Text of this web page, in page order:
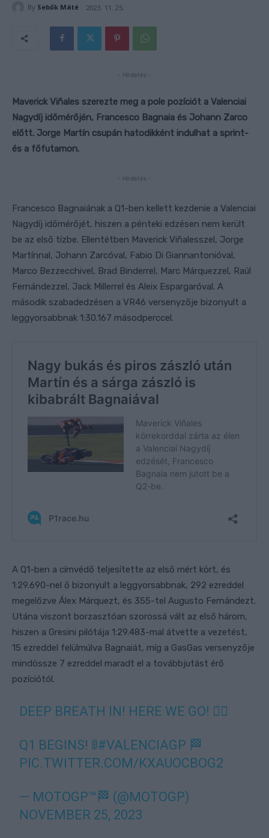
By Sebők Máté 2023. 11. 25.
- Hirdetés -
Maverick Viñales szerezte meg a pole pozíciót a Valenciai
Nagydíj időmérőjén, Francesco Bagnaia és Johann Zarco
előtt. Jorge Martín csupán hatodikként indulhat a sprint-
és a főfutamon.
- Hirdetés -
Francesco Bagnaiának a Q1-ben kellett kezdenie a Valenciai
Nagydíj időmérőjét, hiszen a pénteki edzésen nem került
be az első tízbe. Ellentétben Maverick Viñalesszel, Jorge
Martínnal, Johann Zarcóval, Fabio Di Giannantonióval,
Marco Bezzecchivel, Brad Binderrel, Marc Márquezzel, Raúl
Fernándezzel, Jack Millerrel és Aleix Espargaróval. A
második szabadedzésen a VR46 versenyzője bizonyult a
leggyorsabbnak 1:30.167 másodperccel.
A Q1-ben a címvédő teljesítette az első mért kört, és
1:29.690-nel ő bizonyult a leggyorsabbnak, 292 ezreddel
megelőzve Álex Márquezt, és 355-tel Augusto Fernándezt.
Utána viszont borzasztóan szorossá vált az első három,
hiszen a Gresini pilótája 1:29.483-mal átvette a vezetést,
15 ezreddel felülmúlva Bagnaiát, míg a GasGas versenyzője
mindössze 7 ezreddel maradt el a továbbjutást érő
pozíciótól.
DEEP BREATH IN! HERE WE GO! 😮‍💨
Q1 BEGINS! 🚦#VALENCIAGP 🏁
PIC.TWITTER.COM/KXAUOCBOG2
— MOTOGP™🏁 (@MOTOGP)
NOVEMBER 25, 2023